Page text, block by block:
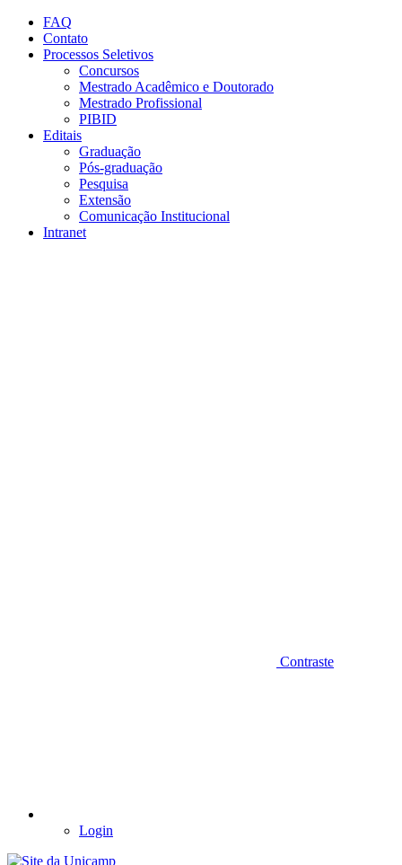
Conteúdo principal
FAQ
Contato
Processos Seletivos
Concursos
Mestrado Acadêmico e Doutorado
Mestrado Profissional
PIBID
Editais
Graduação
Pós-graduação
Pesquisa
Extensão
Comunicação Institucional
Intranet
Contraste
Login